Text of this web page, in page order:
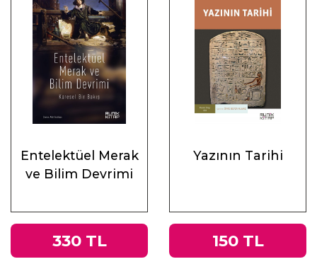
Entelektüel Merak
ve Bilim Devrimi
330 TL
Yazının Tarihi
150 TL